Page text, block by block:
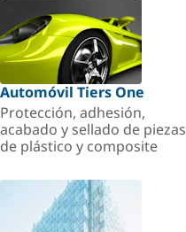
Automóvil Tiers One
Protección, adhesión,
acabado y sellado de piezas
de plástico y composite